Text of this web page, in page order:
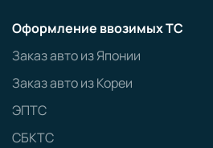
Оформление ввозимых ТС
Заказ авто из Японии
Заказ авто из Кореи
ЭПТС
СБКТС